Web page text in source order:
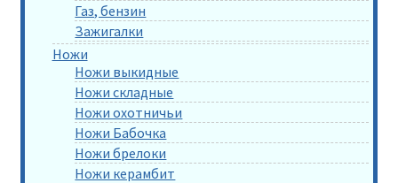
Газ, бензин
Зажигалки
Ножи
Ножи выкидные
Ножи складные
Ножи охотничьи
Ножи Бабочка
Ножи брелоки
Ножи керамбит